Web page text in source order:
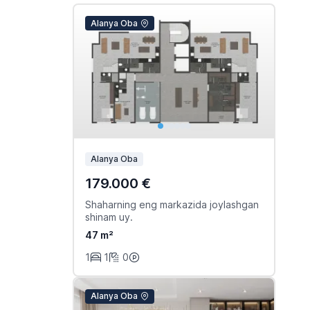
Alanya Oba
Alanya Oba
179.000 €
Shaharning eng markazida joylashgan
shinam uy.
47 m²
1
1 0
Alanya Oba